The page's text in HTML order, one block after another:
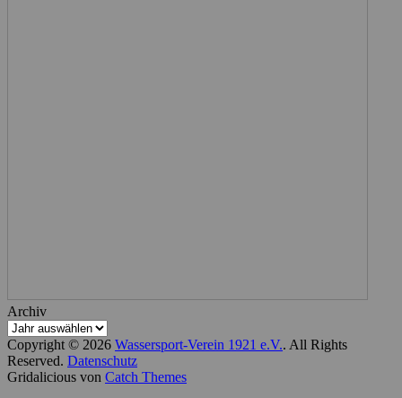
Archiv
Copyright © 2026 Wassersport-Verein 1921 e.V.. All Rights
Reserved. Datenschutz
Gridalicious von Catch Themes